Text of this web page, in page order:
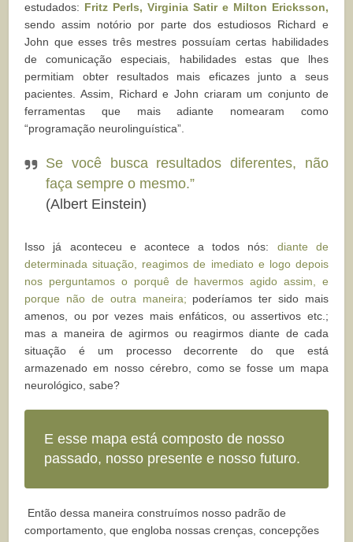
estudados: Fritz Perls, Virginia Satir e Milton Ericksson,
sendo assim notório por parte dos estudiosos Richard e
John que esses três mestres possuíam certas habilidades
de comunicação especiais, habilidades estas que lhes
permitiam obter resultados mais eficazes junto a seus
pacientes. Assim, Richard e John criaram um conjunto de
ferramentas que mais adiante nomearam como
“programação neurolinguística”.
Se você busca resultados diferentes, não
faça sempre o mesmo.”
(Albert Einstein)
Isso já aconteceu e acontece a todos nós: diante de
determinada situação, reagimos de imediato e logo depois
nos perguntamos o porquê de havermos agido assim, e
porque não de outra maneira; poderíamos ter sido mais
amenos, ou por vezes mais enfáticos, ou assertivos etc.;
mas a maneira de agirmos ou reagirmos diante de cada
situação é um processo decorrente do que está
armazenado em nosso cérebro, como se fosse um mapa
neurológico, sabe?
E esse mapa está composto de nosso
passado, nosso presente e nosso futuro.
Então dessa maneira construímos nosso padrão de
comportamento, que engloba nossas crenças, concepções